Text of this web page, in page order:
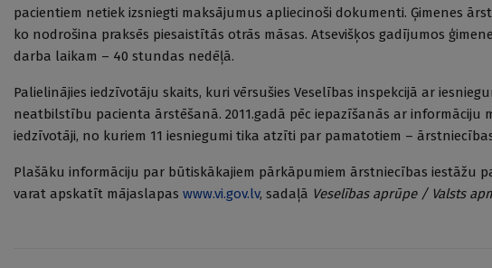
pacientiem netiek izsniegti maksājumus apliecinoši dokumenti. Ģimenes
ko nodrošina praksēs piesaistītās otrās māsas. Atsevišķos gadījumos
darba laikam – 40 stundas nedēļā.
Palielinājies iedzīvotāju skaits, kuri vērsušies Veselības inspekcijā ar
neatbilstību pacienta ārstēšanā. 2011.gadā pēc iepazīšanās ar informāciju
iedzīvotāji, no kuriem 11 iesniegumi tika atzīti par pamatotiem –
Plašāku informāciju par būtiskākajiem pārkāpumiem ārstniecības iestāžu
varat apskatīt mājaslapas www.vi.gov.lv, sadaļā Veselības aprūpe / Valsts